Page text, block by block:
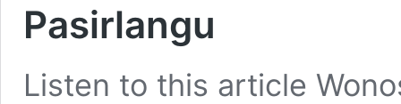
Pasirlangu
Listen to this article